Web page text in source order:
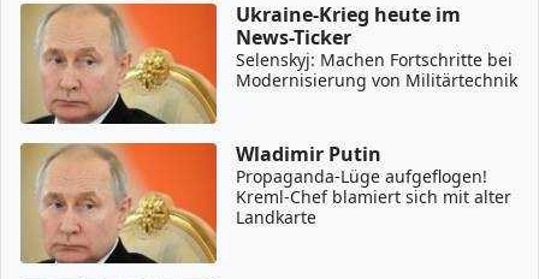
Ukraine-Krieg heute im
News-Ticker
Selenskyj: Machen Fortschritte bei
Modernisierung von Militärtechnik
Wladimir Putin
Propaganda-Lüge aufgeflogen!
Kreml-Chef blamiert sich mit alter
Landkarte